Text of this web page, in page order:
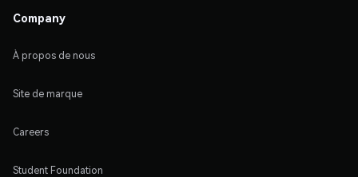
Company
À propos de nous
Site de marque
Careers
Student Foundation